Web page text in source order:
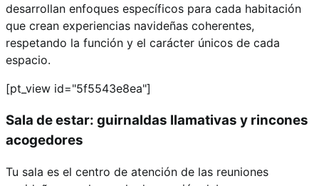
desarrollan enfoques específicos para cada habitación
que crean experiencias navideñas coherentes,
respetando la función y el carácter únicos de cada
espacio.
[pt_view id="5f5543e8ea"]
Sala de estar: guirnaldas llamativas y rincones
acogedores
Tu sala es el centro de atención de las reuniones